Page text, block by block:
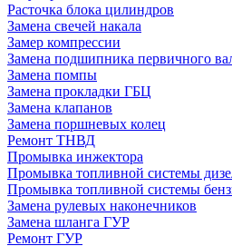
Расточка блока цилиндров
Замена свечей накала
Замер компрессии
Замена подшипника первичного
Замена помпы
Замена прокладки ГБЦ
Замена клапанов
Замена поршневых колец
Ремонт ТНВД
Промывка инжектора
Промывка топливной системы
Промывка топливной системы
Замена рулевых наконечников
Замена шланга ГУР
Ремонт ГУР